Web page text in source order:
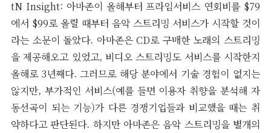
tN Insight: 아마존이 올해부터 프라임서비스 연회비를 $79
에서 $99로 올릴 때부터 음악 스트리밍 서비스가 시작할 것이
라는 소문이 돌았다. 아마존은 CD로 구매한 노래의 스트리밍
을 제공해오고 있었고, 비디오 스트리밍도 서비스를 시작한지
올해로 3년째다. 그러므로 해당 분야에서 기술 경험이 없지는
않지만, 부가적인 서비스(예를 들면 이용자 취향을 분석해 자
동선곡이 되는 기능)가 다른 경쟁기업들과 비교했을 때는 취
약하다고 판단된다. 하지만 아마존은 음악 스트리밍을 별개의